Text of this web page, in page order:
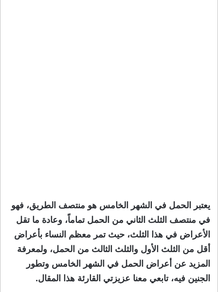
يعتبر الحمل في الشهر الخامس هو منتصف الطريق، فهو
في منتصف الثلث الثاني من الحمل تماماً، وعادة ما تقل
الأعراض في هذا الثلث، حيث تمر معظم النساء بأعراض
أقل من الثلث الأول والثلث الثالث من الحمل، ولمعرفة
المزيد عن أعراض الحمل في الشهر الخامس وتطور
الجنين فيه، تابعي معنا عزيزتي القارئة هذا المقال.